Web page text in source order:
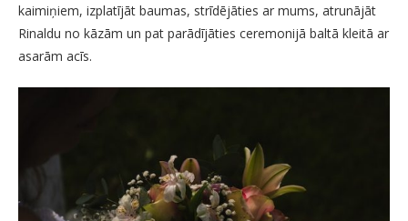
kaimiņiem, izplatījāt baumas, strīdējāties ar mums, atrunājāt
Rinaldu no kāzām un pat parādījāties ceremonijā baltā kleitā ar
asarām acīs.